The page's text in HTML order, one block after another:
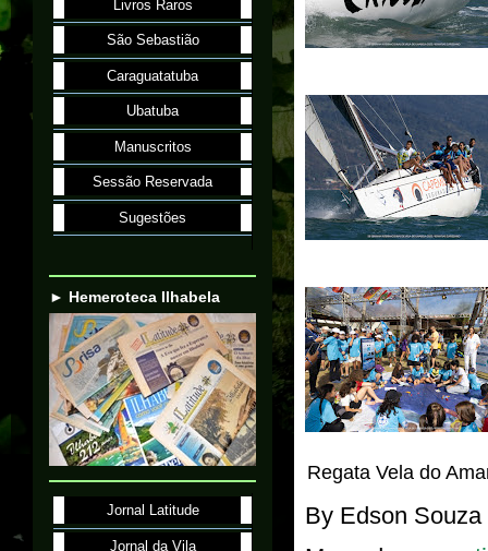
Regata Vela do
By Edson Souza
Livros Raros
São Sebastião
Caraguatatuba
Ubatuba
Manuscritos
Sessão Reservada
Sugestões
► Hemeroteca Ilhabela
Jornal Latitude
Jornal da Vila